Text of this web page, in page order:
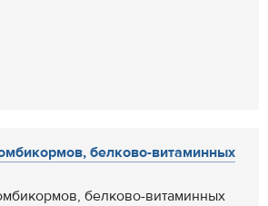
белково-витаминных
белково-витаминных